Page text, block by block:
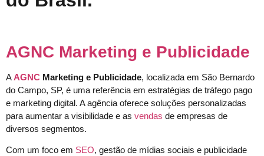
AGNC Marketing e Publicidade
AAGNC Marketing e Publicidade, localizada em São Bernardo
do Campo, SP, é uma referência em estratégias de tráfego pago
e marketing digital. A agência oferece soluções personalizadas
para aumentar a visibilidade e as vendas de empresas de
diversos segmentos.
Com um foco em SEO, gestão de mídias sociais e publicidade